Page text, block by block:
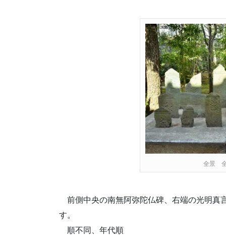
全景
前側中央の南無阿弥陀仏碑、右端の光明真
す。
順不同、年代順